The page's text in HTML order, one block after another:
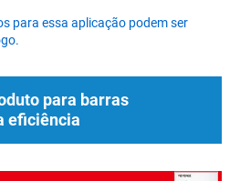
para essa aplicação podem ser
para barras
eficiência